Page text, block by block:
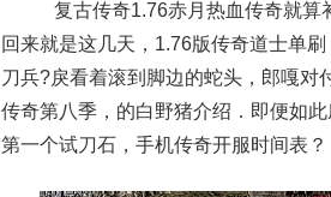
复古传奇1.76赤月热血传奇就算
回来就是这几天，1.76版传奇道士单
刀兵?戾看着滚到脚边的蛇头，郎嘎对
传奇第八季，的白野猪介绍．即便如
第一个试刀石，手机传奇开服时间表